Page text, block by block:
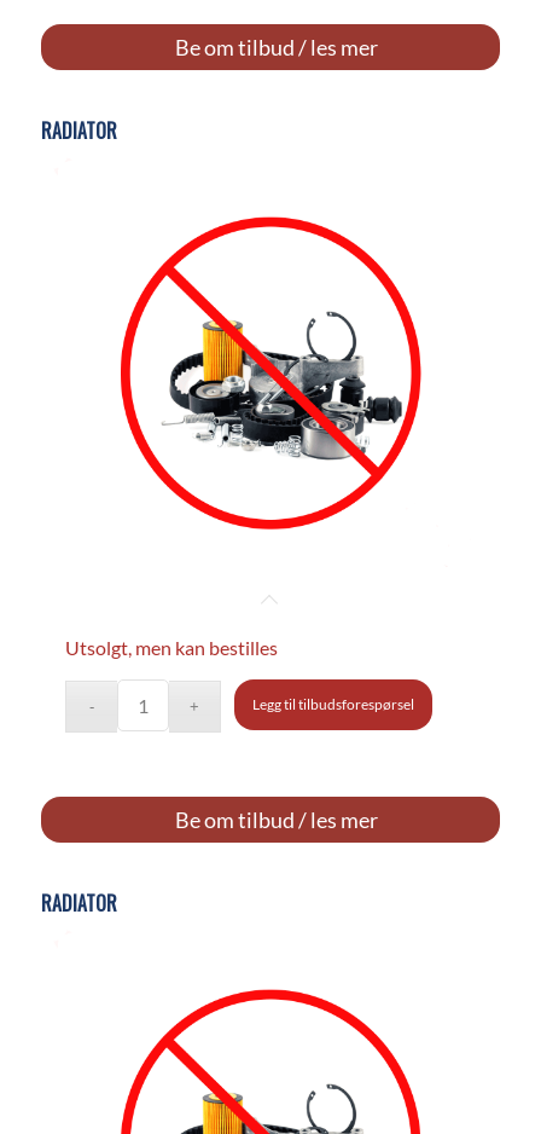
Be om tilbud / les mer
RADIATOR
Utsolgt, men kan bestilles
Legg til tilbudsforespørsel
Be om tilbud / les mer
RADIATOR